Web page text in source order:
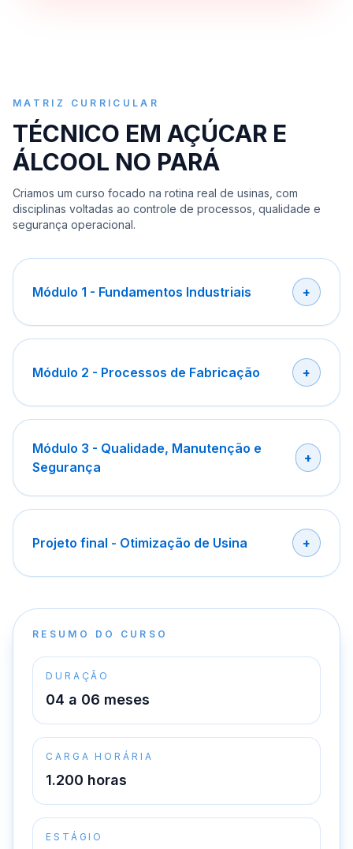
MATRIZ CURRICULAR
TÉCNICO EM AÇÚCAR E
ÁLCOOL NO PARÁ
Criamos um curso focado na rotina real de usinas, com
disciplinas voltadas ao controle de processos, qualidade e
segurança operacional.
Módulo 1 - Fundamentos Industriais
Módulo 2 - Processos de Fabricação
Módulo 3 - Qualidade, Manutenção e
Segurança
Projeto final - Otimização de Usina
RESUMO DO CURSO
DURAÇÃO
04 a 06 meses
CARGA HORÁRIA
1.200 horas
ESTÁGIO